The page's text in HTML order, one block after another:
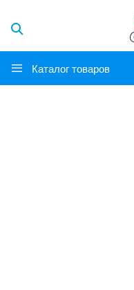
Каталог товаров